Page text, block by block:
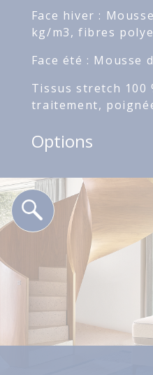
Face hiver :
kg/m3, fibres
Face été : Mousse
Tissus stretch 100
traitement,
Options